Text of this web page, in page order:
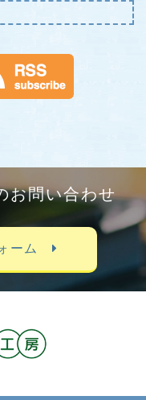
お問い合わせ
ォーム